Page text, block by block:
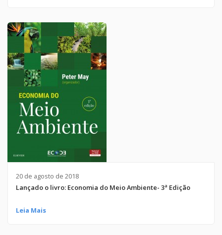
20 de agosto de 2018
Lançado o livro: Economia do Meio Ambiente- 3ª Edição
Leia Mais